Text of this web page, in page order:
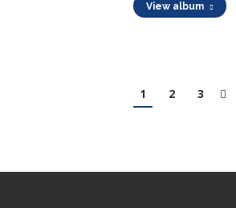
View album
1 2 3